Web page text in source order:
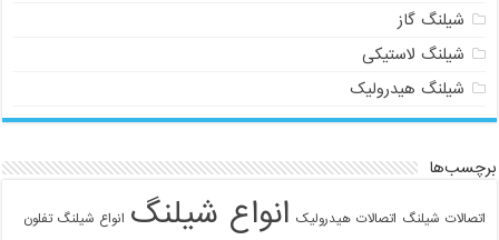
شیلنگ گاز
شیلنگ لاستیکی
شیلنگ هیدرولیک
برچسب‌ها
اتصالات شیلنگ اتصالات هیدرولیک انواع شیلنگ انواع شیلنگ تفلون